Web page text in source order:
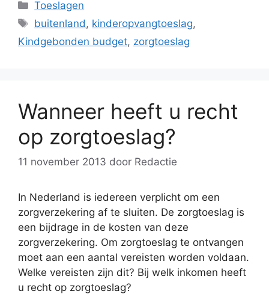
Categorieën
Toeslagen
Tags
buitenland, kinderopvangtoeslag,
Kindgebonden budget, zorgtoeslag
Wanneer heeft u recht
op zorgtoeslag?
11 november 2013 door Redactie
In Nederland is iedereen verplicht om een
zorgverzekering af te sluiten. De zorgtoeslag is
een bijdrage in de kosten van deze
zorgverzekering. Om zorgtoeslag te ontvangen
moet aan een aantal vereisten worden voldaan.
Welke vereisten zijn dit? Bij welk inkomen heeft
u recht op zorgtoeslag?